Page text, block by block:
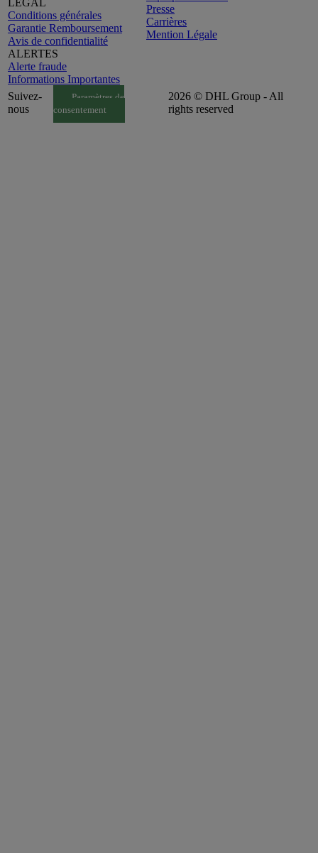
LEGAL
Conditions générales
Garantie Remboursement
Avis de confidentialité
ALERTES
Alerte fraude
Informations Importantes
Presse
Carrières
Mention Légale
Suivez-
nous
Paramètres de
consentement
2026 © DHL Group - All
rights reserved